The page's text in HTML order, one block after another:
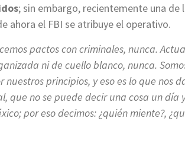
; sin embargo, recientemente una
ahora el FBI se atribuye el operativo.
pactos con criminales, nunca.
ni de cuello blanco, nunca.
nuestros principios, y eso es lo que nos
que no se puede decir una cosa un día
por eso decimos: ¿quién miente?,